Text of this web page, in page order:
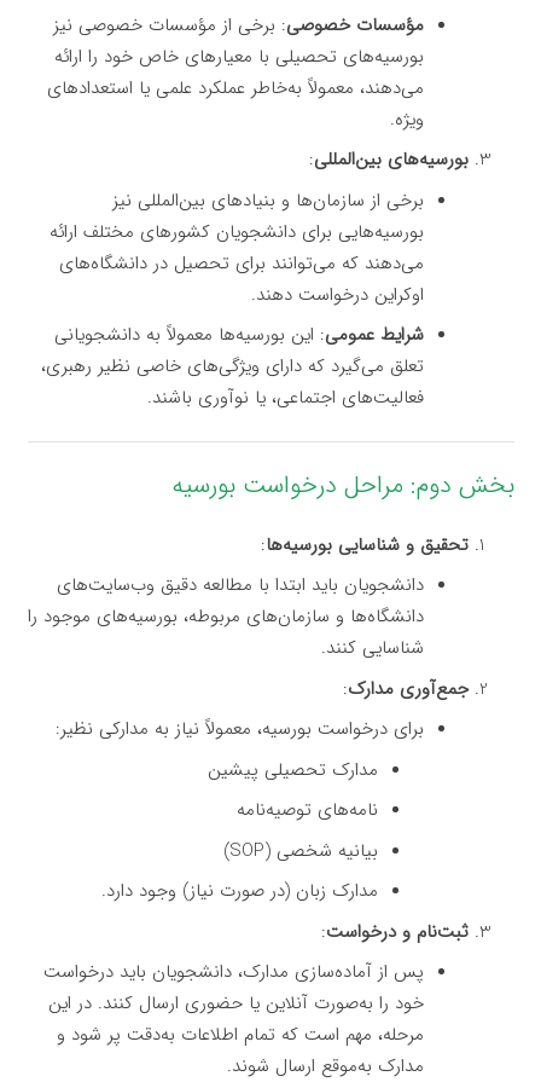
مؤسسات خصوصی: برخی از مؤسسات خصوصی نیز
بورسیه‌های تحصیلی با معیارهای خاص خود را ارائه
می‌دهند، معمولاً به‌خاطر عملکرد علمی یا استعدادهای
ویژه.
بورسیه‌های بین‌المللی:
برخی از سازمان‌ها و بنیادهای بین‌المللی نیز
بورسیه‌هایی برای دانشجویان کشورهای مختلف ارائه
می‌دهند که می‌توانند برای تحصیل در دانشگاه‌های
اوکراین درخواست دهند.
شرایط عمومی: این بورسیه‌ها معمولاً به دانشجویانی
تعلق می‌گیرد که دارای ویژگی‌های خاصی نظیر رهبری،
فعالیت‌های اجتماعی، یا نوآوری باشند.
بخش دوم: مراحل درخواست بورسیه
تحقیق و شناسایی بورسیه‌ها:
دانشجویان باید ابتدا با مطالعه دقیق وب‌سایت‌های
دانشگاه‌ها و سازمان‌های مربوطه، بورسیه‌های موجود را
شناسایی کنند.
جمع‌آوری مدارک:
برای درخواست بورسیه، معمولاً نیاز به مدارکی نظیر:
مدارک تحصیلی پیشین
نامه‌های توصیه‌نامه
بیانیه شخصی (SOP)
مدارک زبان (در صورت نیاز) وجود دارد.
ثبت‌نام و درخواست:
پس از آماده‌سازی مدارک، دانشجویان باید درخواست
خود را به‌صورت آنلاین یا حضوری ارسال کنند. در این
مرحله، مهم است که تمام اطلاعات به‌دقت پر شود و
مدارک به‌موقع ارسال شوند.